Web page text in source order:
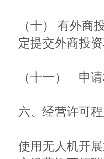
（十） 有外商
定提交外商投
（十一） 申
六、经营许可
使用无人机开